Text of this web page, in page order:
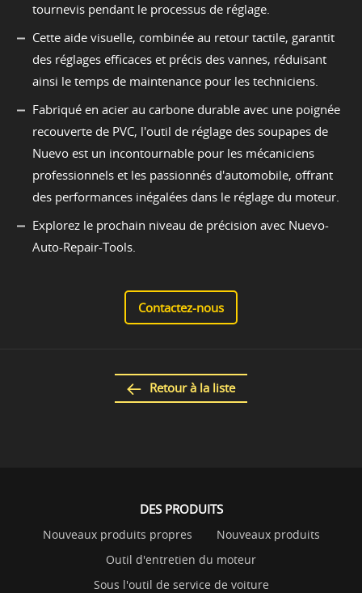
tournevis pendant le processus de réglage.
Cette aide visuelle, combinée au retour tactile, garantit
des réglages efficaces et précis des vannes, réduisant
ainsi le temps de maintenance pour les techniciens.
Fabriqué en acier au carbone durable avec une poignée
recouverte de PVC, l'outil de réglage des soupapes de
Nuevo est un incontournable pour les mécaniciens
professionnels et les passionnés d'automobile, offrant
des performances inégalées dans le réglage du moteur.
Explorez le prochain niveau de précision avec Nuevo-
Auto-Repair-Tools.
Contactez-nous
Retour à la liste
DES PRODUITS
Nouveaux produits propres
Nouveaux produits
Outil d'entretien du moteur
Sous l'outil de service de voiture